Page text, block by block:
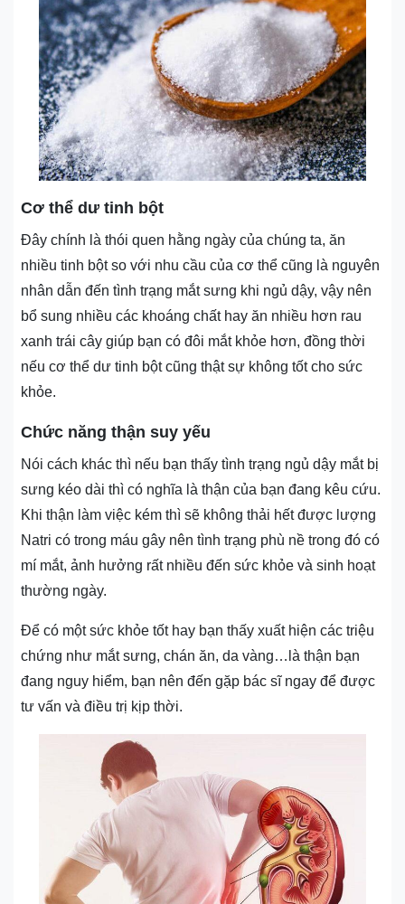
Cơ thể dư tinh bột
Đây chính là thói quen hằng ngày của chúng ta, ăn
nhiều tinh bột so với nhu cầu của cơ thể cũng là nguyên
nhân dẫn đến tình trạng mắt sưng khi ngủ dậy, vậy nên
bổ sung nhiều các khoáng chất hay ăn nhiều hơn rau
xanh trái cây giúp bạn có đôi mắt khỏe hơn, đồng thời
nếu cơ thể dư tinh bột cũng thật sự không tốt cho sức
khỏe.
Chức năng thận suy yếu
Nói cách khác thì nếu bạn thấy tình trạng ngủ dậy mắt bị
sưng kéo dài thì có nghĩa là thận của bạn đang kêu cứu.
Khi thận làm việc kém thì sẽ không thải hết được lượng
Natri có trong máu gây nên tình trạng phù nề trong đó có
mí mắt, ảnh hưởng rất nhiều đến sức khỏe và sinh hoạt
thường ngày.
Để có một sức khỏe tốt hay bạn thấy xuất hiện các triệu
chứng như mắt sưng, chán ăn, da vàng…là thận bạn
đang nguy hiểm, bạn nên đến gặp bác sĩ ngay để được
tư vấn và điều trị kịp thời.